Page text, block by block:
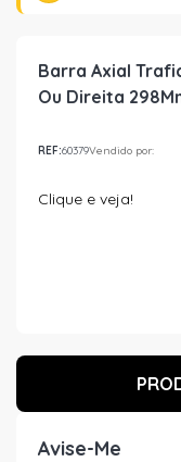
Barra Axial
Ou Direita
REF:60379Vendido por:
Clique e veja!
Avise-Me